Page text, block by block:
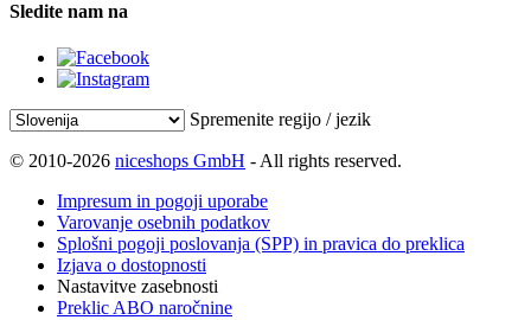
Sledite nam na
Spremenite regijo / jezik
© 2010-2026 niceshops GmbH - All rights reserved.
Impresum in pogoji uporabe
Varovanje osebnih podatkov
Splošni pogoji poslovanja (SPP) in pravica do preklica
Izjava o dostopnosti
Nastavitve zasebnosti
Preklic ABO naročnine